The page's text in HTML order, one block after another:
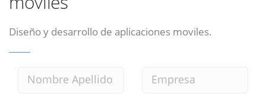
Diseño y desarrollo de aplicaciones moviles.